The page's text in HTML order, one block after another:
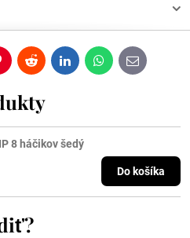
RedditLinkedInWhatsApp
E-
mail
8 háčikov šedý
Do košíka